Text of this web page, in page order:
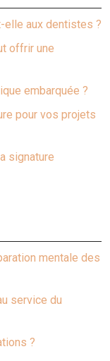
elle aux dentistes ?
offrir une
embarquée ?
pour vos projets
signature
mentale des
service du
?